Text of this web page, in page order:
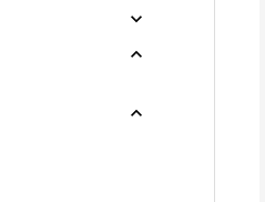
expand_more
expand_less
expand_less